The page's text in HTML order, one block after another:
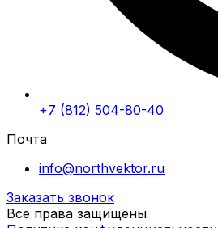
+7 (812) 504-80-40
Почта
info@northvektor.ru
Заказать звонок
Все права защищены